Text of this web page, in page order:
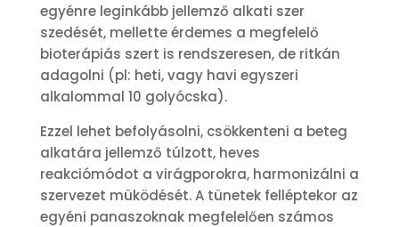
egyénre leginkább jellemző alkati szer
szedését, mellette érdemes a megfelelő
bioterápiás szert is rendszeresen, de ritkán
adagolni (pl: heti, vagy havi egyszeri
alkalommal 10 golyócska).
Ezzel lehet befolyásolni, csökkenteni a beteg
alkatára jellemző túlzott, heves
reakciómódot a virágporokra, harmonizálni a
szervezet müködését. A tünetek felléptekor az
egyéni panaszoknak megfelelően számos